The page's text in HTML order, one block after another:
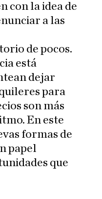
con la idea de
a las
de pocos.
está
dejar
para
son más
En este
formas de
papel
que